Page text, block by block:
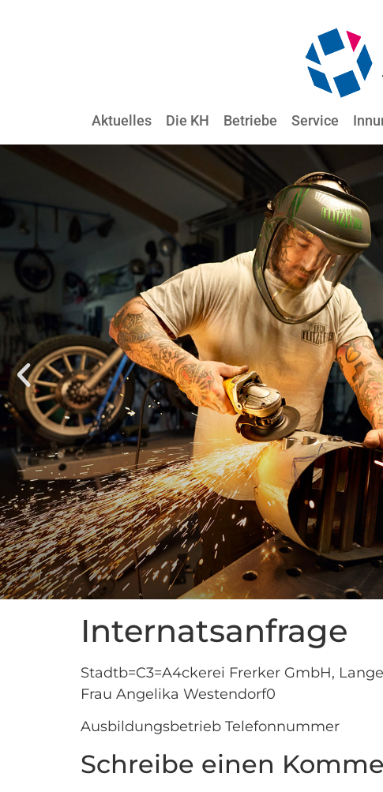
Aktuelles Die KH Betriebe Service
Internatsanfrage
Stadtb=C3=A4ckerei Frerker GmbH,
Frau Angelika Westendorf0
Ausbildungsbetrieb Telefonnummer
Schreibe einen